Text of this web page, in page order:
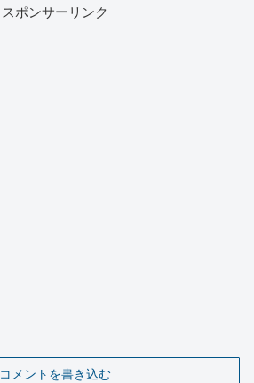
スポンサーリンク
コメントを書き込む